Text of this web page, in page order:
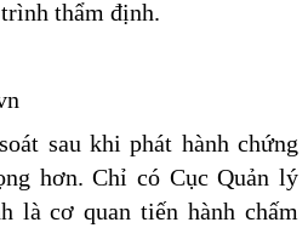
thẩm định.
sau khi phát hành chứng
hơn. Chỉ có Cục Quản lý
là cơ quan tiến hành chấm